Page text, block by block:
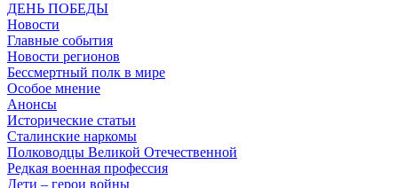
ДЕНЬ ПОБЕДЫ
Новости
Главные события
Новости регионов
Бессмертный полк в мире
Особое мнение
Анонсы
Исторические статьи
Сталинские наркомы
Полководцы Великой Отечественной
Редкая военная профессия
Дети – герои войны